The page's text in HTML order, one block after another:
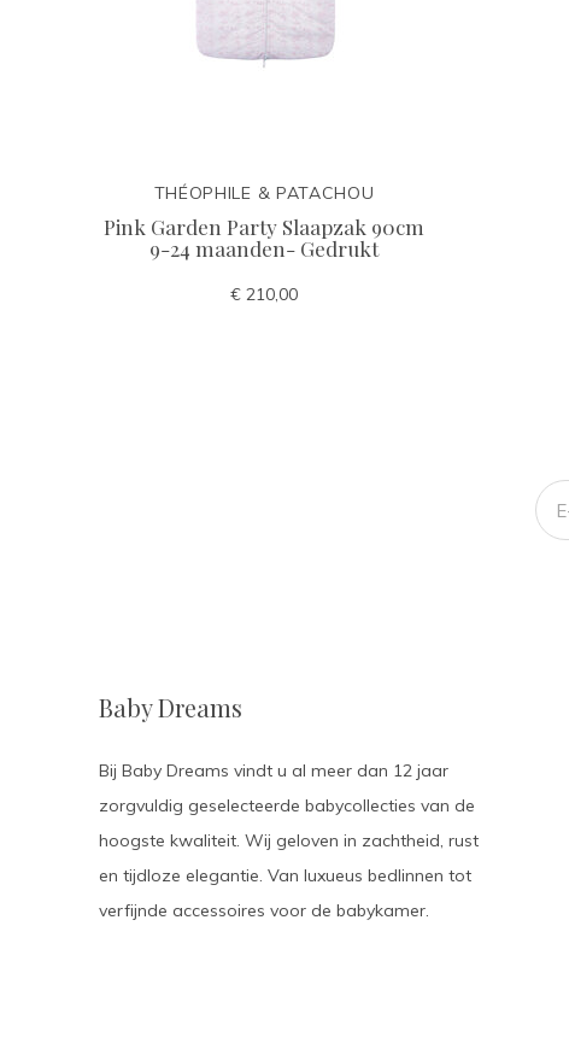
THÉOPHILE & PATACHOU
Pink Garden Party Slaapzak 90cm
9-24 maanden- Gedrukt
€ 210,00
Baby Dreams
Bij Baby Dreams vindt u al meer dan 12 jaar
zorgvuldig geselecteerde babycollecties van de
hoogste kwaliteit. Wij geloven in zachtheid, rust
en tijdloze elegantie. Van luxueus bedlinnen tot
verfijnde accessoires voor de babykamer.